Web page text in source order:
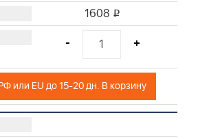
1608 i
- +
Поставка из РФ или EU до 15-20 дн. В корзину